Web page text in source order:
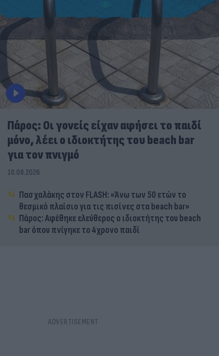
Πάρος: Οι γονείς είχαν αφήσει το παιδί
μόνο, λέει ο ιδιοκτήτης του beach bar
για τον πνιγμό
10.08.2026
Πασχαλάκης στον FLASH: «Άνω των 50 ετών το
θεσμικό πλαίσιο για τις πισίνες στα beach bar»
Πάρος: Αφέθηκε ελεύθερος ο ιδιοκτήτης του beach
bar όπου πνίγηκε το 4χρονο παιδί